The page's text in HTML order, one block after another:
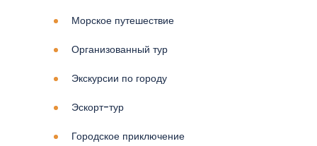
Морское путешествие
Организованный тур
Экскурсии по городу
Эскорт-тур
Городское приключение